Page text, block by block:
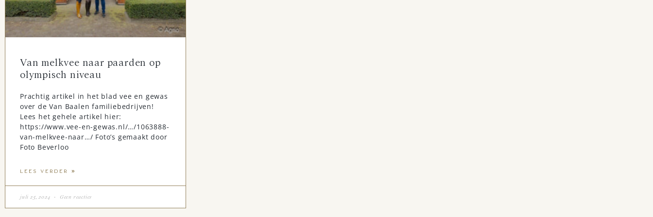
Van melkvee naar paarden op
olympisch niveau
Prachtig artikel in het blad vee en gewas
over de Van Baalen familiebedrijven!
Lees het gehele artikel hier:
https://www.vee-en-gewas.nl/…/1063888-
van-melkvee-naar…/ Foto’s gemaakt door
Foto Beverloo
LEES VERDER »
juli 25, 2024 Geen reacties